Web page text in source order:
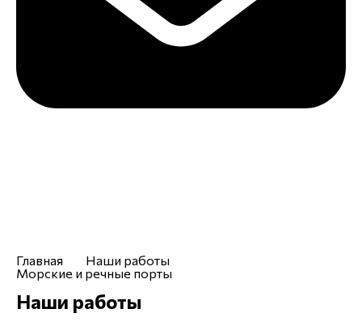
Главная
Наши работы
Морские и речные порты
Наши работы